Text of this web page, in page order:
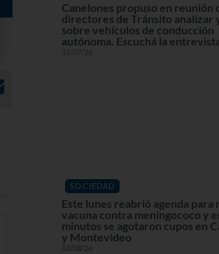
Canelones propuso en reunión
directores de Tránsito analizar
sobre vehículos de conducción
autónoma. Escuchá la
31/07/26
SOCIEDAD
Este lunes reabrió agenda para
vacuna contra meningococo y
minutos se agotaron cupos en
y Montevideo
03/08/26